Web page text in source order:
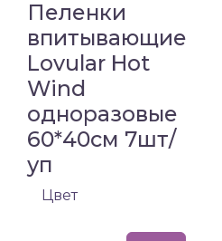
Пеленки
впитывающие
Lovular Hot
Wind
одноразовые
60*40см 7шт/
уп
Цвет